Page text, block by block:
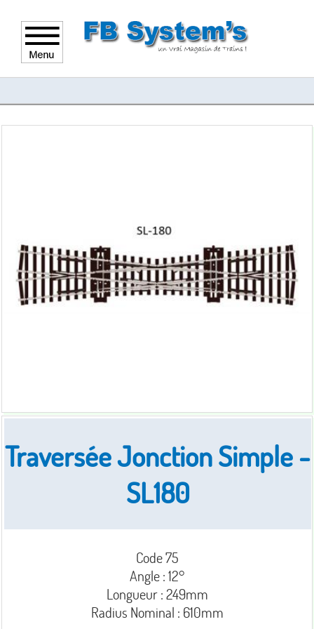
Traversée Jonction Simple -
SL180
Code 75
Angle : 12°
Longueur : 249mm
Radius Nominal : 610mm